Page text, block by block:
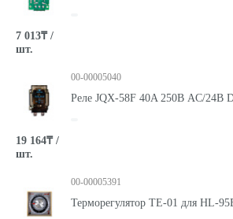
7 013₸ /
шт.
00-00005040
Реле JQX-58F 40A 250В AC/24В
19 164₸ /
шт.
00-00005391
Терморегулятор TE-01 для HL-